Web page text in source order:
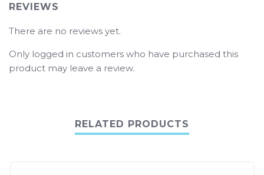
REVIEWS
There are no reviews yet.
Only logged in customers who have purchased this
product may leave a review.
RELATED PRODUCTS